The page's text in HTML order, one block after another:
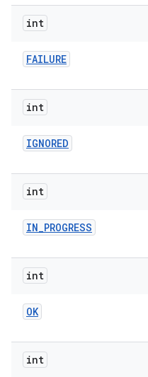
int
FAILURE
int
IGNORED
int
IN_PROGRESS
int
OK
int